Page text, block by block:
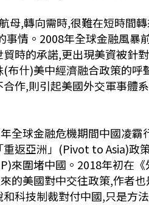
母,轉向需時,很難在短時間
情。2008年全球金融風暴
時的承諾,更出現美資被針
什)美中經濟融合政策的呼
作,則引起美國外交軍事體
全球金融危機期間中國凌霸
返亞洲」(Pivot to Asia)政
來圍堵中國。2018年初在
的美國對中交往政策,作者
科技制裁對付中國,只是方